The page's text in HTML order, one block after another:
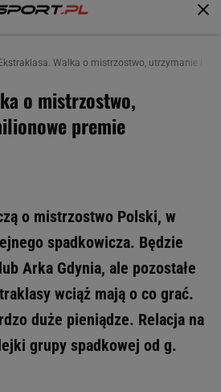
Ekstraklasa. Walka o mistrzostwo, utrzymanie i...
o mistrzostwo,
premie
o mistrzostwo Polski, w
spadkowicza. Będzie
Arka Gdynia, ale pozostałe
wciąż mają o co grać.
duże pieniądze. Relacja na
grupy spadkowej od g.